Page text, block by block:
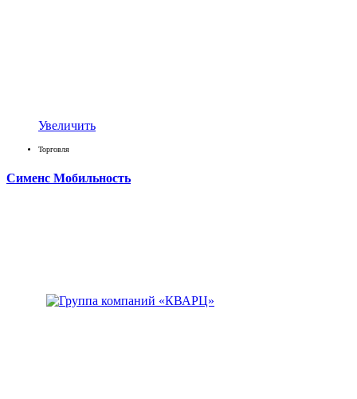
Увеличить
Торговля
Сименс Мобильность